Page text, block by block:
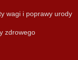
wagi i poprawy urody
zdrowego